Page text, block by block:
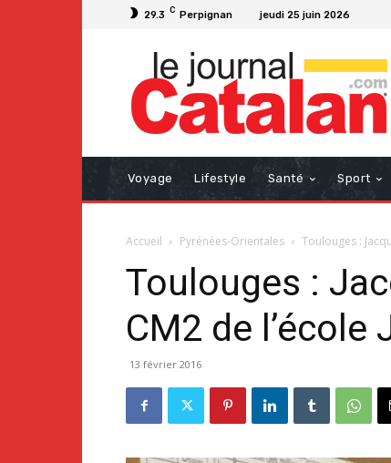
29.3 C Perpignan jeudi 25 juin 2026
Voyage Lifestyle Santé Sport
Accueil Pyrénées-Orientales Toulouges :
Toulouges :
CM2 de l’école
13 février 2016